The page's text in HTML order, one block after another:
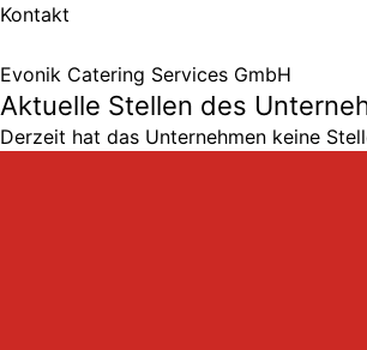
Kontakt
Evonik Catering Services GmbH
Aktuelle Stellen des
Derzeit hat das Unternehmen keine